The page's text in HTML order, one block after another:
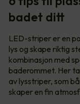
badet ditt
LED-striper er en
lys og skape riktig
kombinasjon med
baderommet. Her
av lysstriper, som
skaper en fin